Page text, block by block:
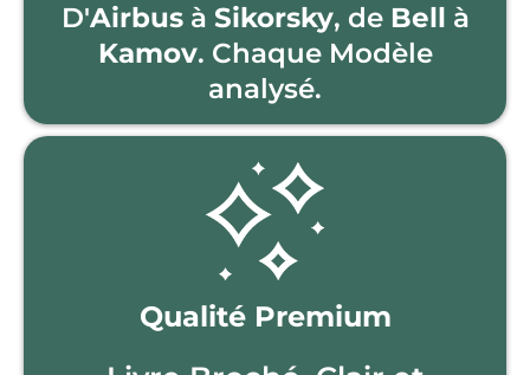
D'Airbusà Sikorsky, de Bell à
Kamov. Chaque Modèle
analysé.
Qualité Premium